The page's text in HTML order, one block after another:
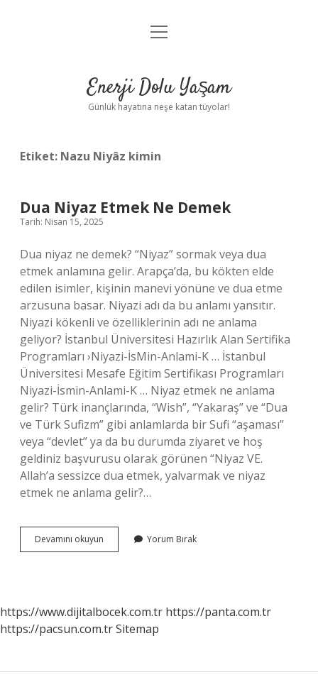
Anasayfa
Yasal Uyarı
menüyü
Enerji Dolu Yaşam
Günlük hayatına neşe katan tüyolar!
Etiket: Nazu Niyâz kimin
Dua Niyaz Etmek Ne Demek
Tarih: Nisan 15, 2025
Dua niyaz ne demek? “Niyaz” sormak veya dua
etmek anlamına gelir. Arapça’da, bu kökten elde
edilen isimler, kişinin manevi yönüne ve dua etme
arzusuna basar. Niyazi adı da bu anlamı yansıtır.
Niyazi kökenli ve özelliklerinin adı ne anlama
geliyor? İstanbul Üniversitesi Hazırlık Alan Sertifika
Programları ›Niyazi-İsMin-Anlami-K … İstanbul
Üniversitesi Mesafe Eğitim Sertifikası Programları
Niyazi-İsmin-Anlami-K … Niyaz etmek ne anlama
gelir? Türk inançlarında, “Wish”, “Yakaraş” ve “Dua
ve Türk Sufizm” gibi anlamlarda bir Sufi “aşaması”
veya “devlet” ya da bu durumda ziyaret ve hoş
geldiniz başvurusu olarak görünen “Niyaz VE.
Allah’a sessizce dua etmek, yalvarmak ve niyaz
etmek ne anlama gelir?…
Devamını okuyun
Niyaz
Yorum Bırak
https://www.dijitalbocek.com.tr https://panta.com.tr
https://pacsun.com.trSitemap